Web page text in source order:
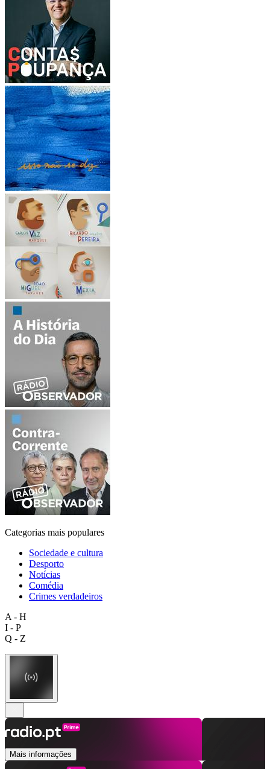
Categorias mais populares
Sociedade e cultura
Desporto
Notícias
Comédia
Crimes verdadeiros
A - H
I - P
Q - Z
Mais informações